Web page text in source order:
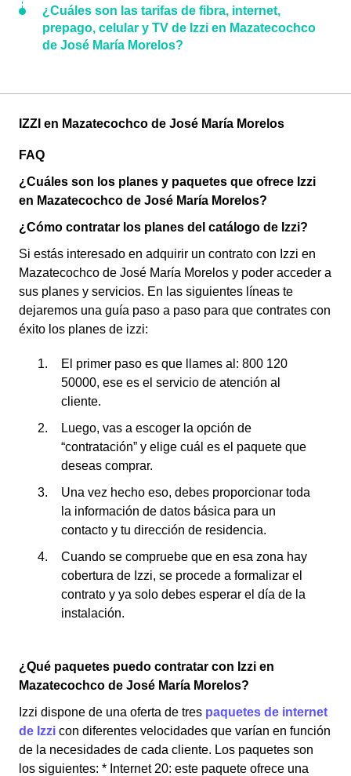
¿Cuáles son las tarifas de fibra, internet,
prepago, celular y TV de Izzi en Mazatecochco
de José María Morelos?
IZZI en Mazatecochco de José María Morelos
FAQ
¿Cuáles son los planes y paquetes que ofrece Izzi
en Mazatecochco de José María Morelos?
¿Cómo contratar los planes del catálogo de Izzi?
Si estás interesado en adquirir un contrato con Izzi en
Mazatecochco de José María Morelos y poder acceder a
sus planes y servicios. En las siguientes líneas te
dejaremos una guía paso a paso para que contrates con
éxito los planes de izzi:
El primer paso es que llames al: 800 120
50000, ese es el servicio de atención al
cliente.
Luego, vas a escoger la opción de
“contratación” y elige cuál es el paquete que
deseas comprar.
Una vez hecho eso, debes proporcionar toda
la información de datos básica para un
contacto y tu dirección de residencia.
Cuando se compruebe que en esa zona hay
cobertura de Izzi, se procede a formalizar el
contrato y ya solo debes esperar el día de la
instalación.
¿Qué paquetes puedo contratar con Izzi en
Mazatecochco de José María Morelos?
Izzi dispone de una oferta de tres paquetes de internet
de Izzi con diferentes velocidades que varían en función
de la necesidades de cada cliente. Los paquetes son
los siguientes: * Internet 20: este paquete ofrece una